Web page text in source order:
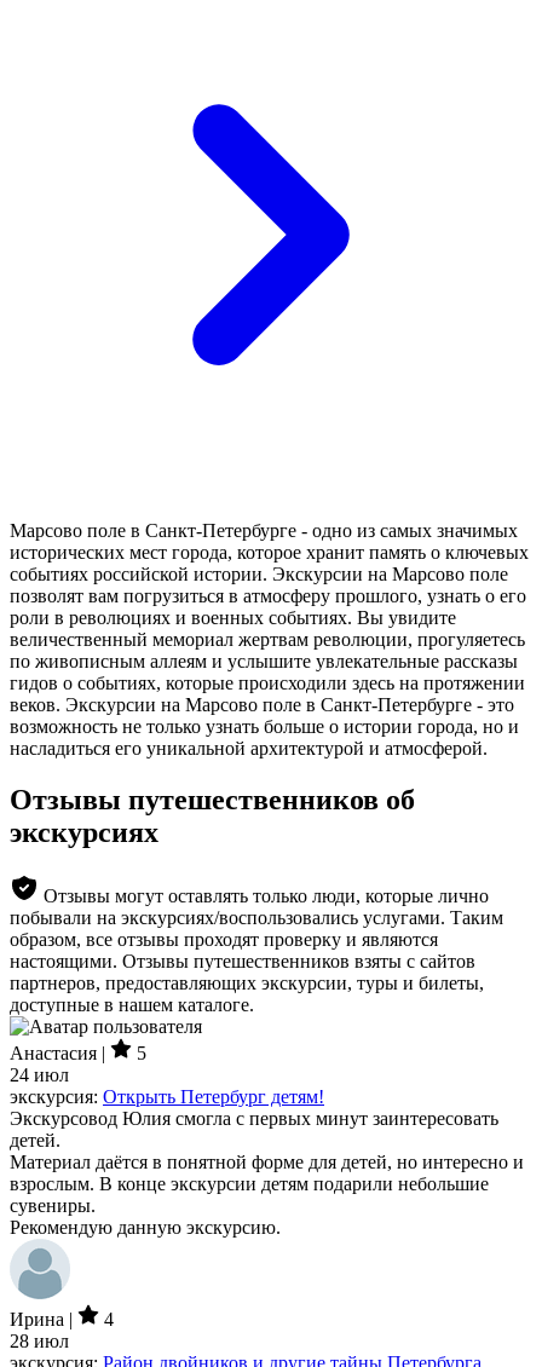
Марсово поле в Санкт-Петербурге - одно из самых значимых
исторических мест города, которое хранит память о ключевых
событиях российской истории. Экскурсии на Марсово поле
позволят вам погрузиться в атмосферу прошлого, узнать о его
роли в революциях и военных событиях. Вы увидите
величественный мемориал жертвам революции, прогуляетесь
по живописным аллеям и услышите увлекательные рассказы
гидов о событиях, которые происходили здесь на протяжении
веков. Экскурсии на Марсово поле в Санкт-Петербурге - это
возможность не только узнать больше о истории города, но и
насладиться его уникальной архитектурой и атмосферой.
Отзывы путешественников об
экскурсиях
Отзывы могут оставлять только люди, которые лично
побывали на экскурсиях/воспользовались услугами. Таким
образом, все отзывы проходят проверку и являются
настоящими. Отзывы путешественников взяты с сайтов
партнеров, предоставляющих экскурсии, туры и билеты,
доступные в нашем каталоге.
Анастасия |
5
24 июл
экскурсия: Открыть Петербург детям!
Экскурсовод Юлия смогла с первых минут заинтересовать
детей.
Материал даётся в понятной форме для детей, но интересно и
взрослым. В конце экскурсии детям подарили небольшие
сувениры.
Рекомендую данную экскурсию.
Ирина |
4
28 июл
экскурсия: Район двойников и другие тайны Петербурга